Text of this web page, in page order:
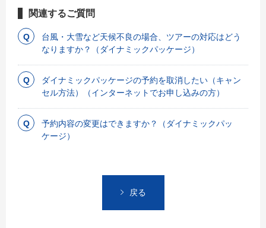
関連するご質問
台風・大雪など天候不良の場合、ツアーの対応はどう
なりますか？（ダイナミックパッケージ）
ダイナミックパッケージの予約を取消したい（キャン
セル方法）（インターネットでお申し込みの方）
予約内容の変更はできますか？（ダイナミックパッ
ケージ）
戻る